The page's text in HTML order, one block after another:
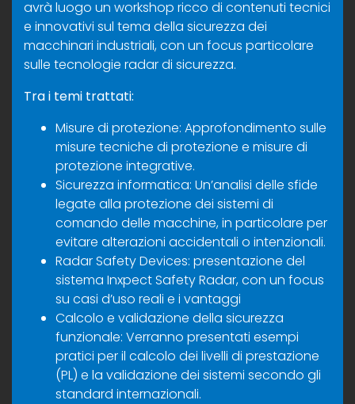
avrà luogo un workshop ricco di contenuti tecnici
e innovativi sul tema della sicurezza dei
macchinari industriali, con un focus particolare
sulle tecnologie radar di sicurezza.
Tra i temi trattati:
Misure di protezione: Approfondimento sulle
misure tecniche di protezione e misure di
protezione integrative.
Sicurezza informatica: Un’analisi delle sfide
legate alla protezione dei sistemi di
comando delle macchine, in particolare per
evitare alterazioni accidentali o intenzionali.
Radar Safety Devices: presentazione del
sistema Inxpect Safety Radar, con un focus
su casi d’uso reali e i vantaggi
Calcolo e validazione della sicurezza
funzionale: Verranno presentati esempi
pratici per il calcolo dei livelli di prestazione
(PL) e la validazione dei sistemi secondo gli
standard internazionali.